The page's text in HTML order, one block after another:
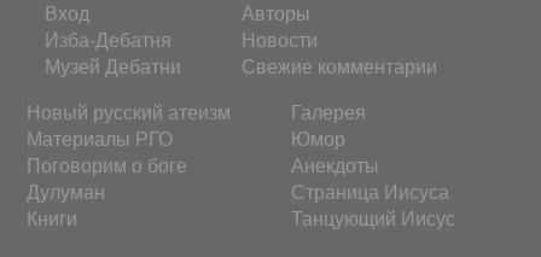
Вход
Изба-Дебатня
Музей Дебатни
Авторы
Новости
Свежие комментарии
Новый русский атеизм
Материалы РГО
Поговорим о боге
Дулуман
Книги
Галерея
Юмор
Анекдоты
Страница Иисуса
Танцующий Иисус